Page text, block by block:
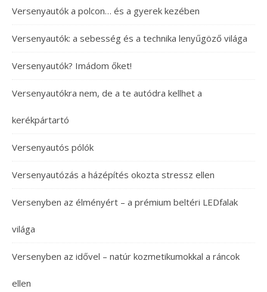
Versenyautók a polcon… és a gyerek kezében
Versenyautók: a sebesség és a technika lenyűgöző világa
Versenyautók? Imádom őket!
Versenyautókra nem, de a te autódra kellhet a
kerékpártartó
Versenyautós pólók
Versenyautózás a házépítés okozta stressz ellen
Versenyben az élményért – a prémium beltéri LEDfalak
világa
Versenyben az idővel – natúr kozmetikumokkal a ráncok
ellen